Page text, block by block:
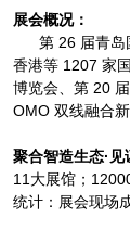
展会概况：
第 26 届青岛国
香港等 1207 家
博览会、第 20
OMO 双线融合
聚合智造生态·
11大展馆；
统计：展会现场